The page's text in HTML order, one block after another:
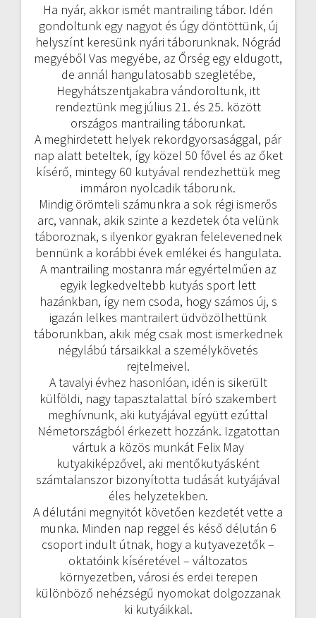
Ha nyár, akkor ismét mantrailing tábor. Idén
gondoltunk egy nagyot és úgy döntöttünk, új
helyszínt keresünk nyári táborunknak. Nógrád
megyéből Vas megyébe, az Őrség egy eldugott,
de annál hangulatosabb szegletébe,
Hegyhátszentjakabra vándoroltunk, itt
rendeztünk meg július 21. és 25. között
országos mantrailing táborunkat.
A meghirdetett helyek rekordgyorsasággal, pár
nap alatt beteltek, így közel 50 fővel és az őket
kísérő, mintegy 60 kutyával rendezhettük meg
immáron nyolcadik táborunk.
Mindig örömteli számunkra a sok régi ismerős
arc, vannak, akik szinte a kezdetek óta velünk
táboroznak, s ilyenkor gyakran felelevenednek
bennünk a korábbi évek emlékei és hangulata.
A mantrailing mostanra már egyértelműen az
egyik legkedveltebb kutyás sport lett
hazánkban, így nem csoda, hogy számos új, s
igazán lelkes mantrailert üdvözölhettünk
táborunkban, akik még csak most ismerkednek
négylábú társaikkal a személykövetés
rejtelmeivel.
A tavalyi évhez hasonlóan, idén is sikerült
külföldi, nagy tapasztalattal bíró szakembert
meghívnunk, aki kutyájával együtt ezúttal
Németországból érkezett hozzánk. Izgatottan
vártuk a közös munkát Felix May
kutyakiképzővel, aki mentőkutyásként
számtalanszor bizonyította tudását kutyájával
éles helyzetekben.
A délutáni megnyitót követően kezdetét vette a
munka. Minden nap reggel és késő délután 6
csoport indult útnak, hogy a kutyavezetők –
oktatóink kíséretével – változatos
környezetben, városi és erdei terepen
különböző nehézségű nyomokat dolgozzanak
ki kutyáikkal.